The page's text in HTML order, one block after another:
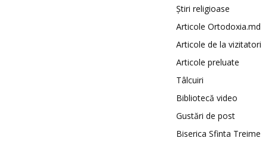
Știri religioase
Articole Ortodoxia.md
Articole de la vizitatori
Articole preluate
Tâlcuiri
Bibliotecă video
Gustări de post
Biserica Sfinta Treime